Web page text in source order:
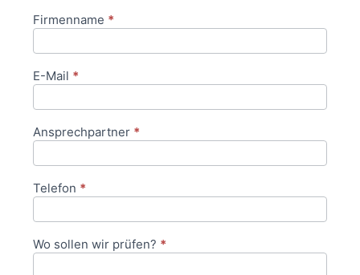
Anfrageformular
Firmenname *
E-Mail *
Ansprechpartner *
Telefon *
Wo sollen wir prüfen? *